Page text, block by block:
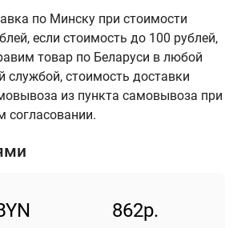
по Минску при стоимости
если стоимость до 100 рублей,
товар по Беларуси в любой
службой, стоимость доставки
из пункта самовывоза при
согласовании.
862р.